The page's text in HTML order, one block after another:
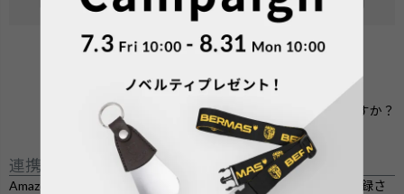
須
)
パスワードをお忘れですか？
連携サービスでログイン・会員登録
Amazon.co.jpにご登録の情報を利用してログインまたは会員登録さ